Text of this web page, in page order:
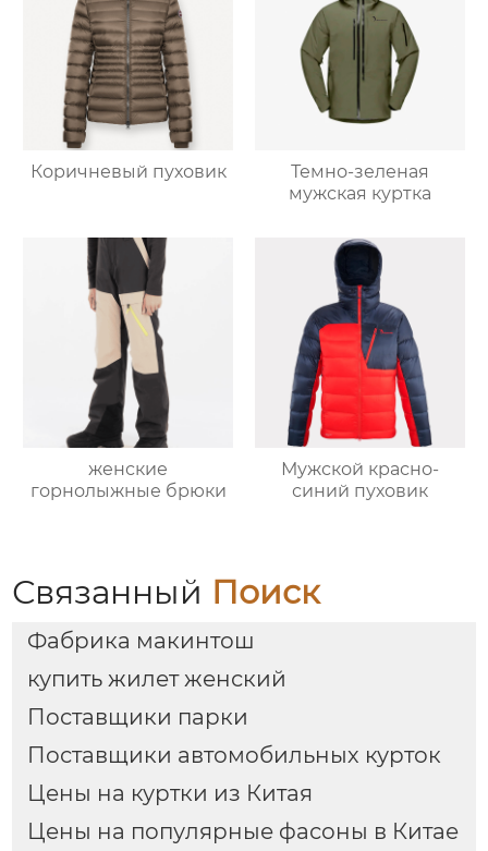
Коричневый пуховик
Темно-зеленая
мужская куртка
женские
горнолыжные брюки
Мужской красно-
синий пуховик
Связанный Поиск
Фабрика макинтош
купить жилет женский
Поставщики парки
Поставщики автомобильных курток
Цены на куртки из Китая
Цены на популярные фасоны в Китае